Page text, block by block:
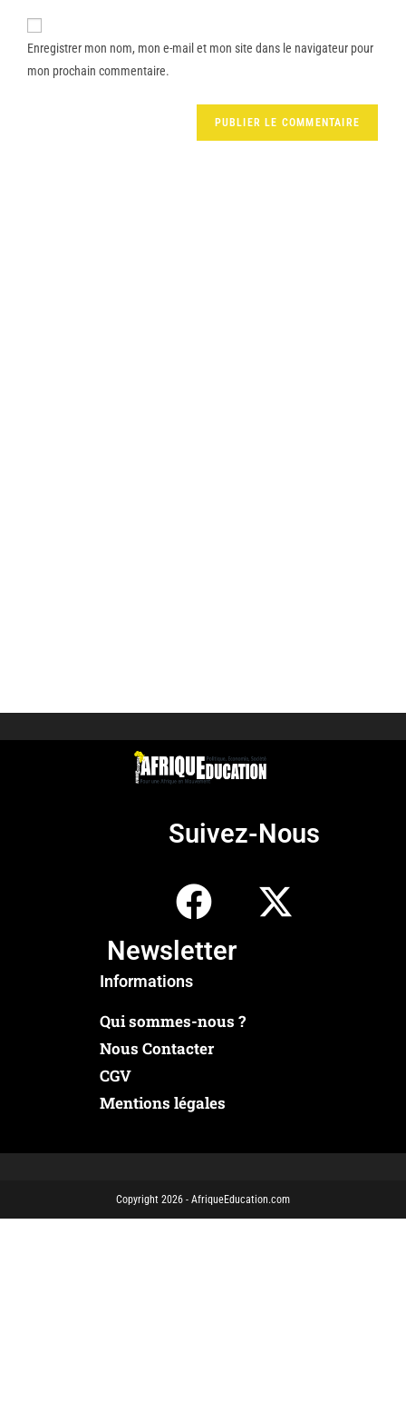
Enregistrer mon nom, mon e-mail et mon site dans le navigateur pour
mon prochain commentaire.
Suivez-Nous
Newsletter
Informations
Qui sommes-nous ?
Nous Contacter
CGV
Mentions légales
Copyright 2026 - AfriqueEducation.com